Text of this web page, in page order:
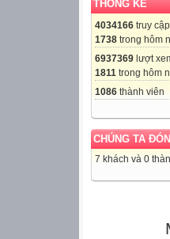
THỐNG KÊ
4034166 truy
1738 trong hôm
6937369 lượt
1811 trong hôm
1086 thành viên
CHÚNG TA
7 khách và 0